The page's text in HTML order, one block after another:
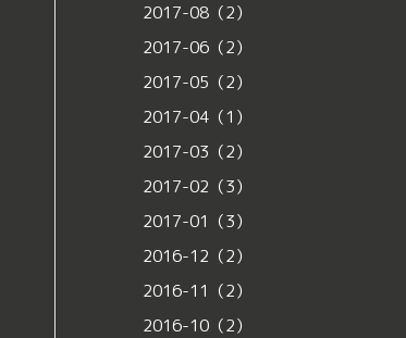
2017-08（2）
2017-06（2）
2017-05（2）
2017-04（1）
2017-03（2）
2017-02（3）
2017-01（3）
2016-12（2）
2016-11（2）
2016-10（2）